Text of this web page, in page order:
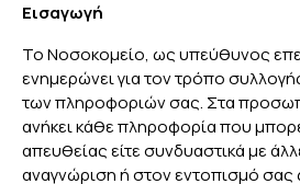
Εισαγωγή
Το Νοσοκομείο, ως υπεύθυνος
ενημερώνει για τον τρόπο
των πληροφοριών σας. Στα
ανήκει κάθε πληροφορία που
απευθείας είτε συνδυαστικά με
αναγνώριση ή στον εντοπισμό